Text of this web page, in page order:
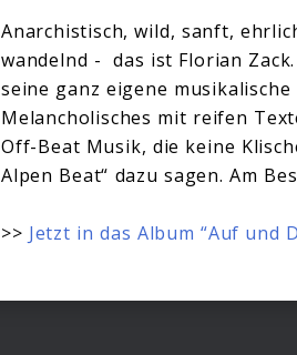
Anarchistisch, wild, sanft,
wandelnd - das ist Florian
seine ganz eigene
Melancholisches mit reifen
Off-Beat Musik, die keine
Alpen Beat“ dazu sagen. Am
>> Jetzt in das Album “Auf und